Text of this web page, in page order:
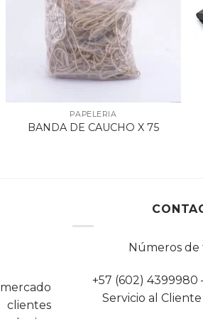
PAPELERIA
BANDA DE CAUCHO X 75
Números
+57 (602) 4399980
Servicio al